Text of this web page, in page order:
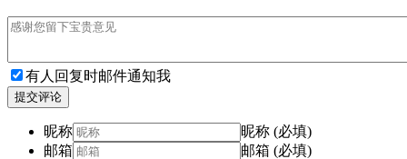
有人回复时邮件通知我
提交评论
昵称
昵称 (必填)
邮箱
邮箱 (必填)